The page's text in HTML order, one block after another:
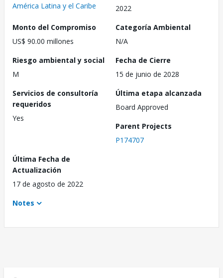
América Latina y el Caribe
2022
Monto del Compromiso
US$ 90.00 millones
Categoría Ambiental
N/A
Riesgo ambiental y social
M
Fecha de Cierre
15 de junio de 2028
Servicios de consultoría
requeridos
Yes
Última etapa alcanzada
Board Approved
Parent Projects
P174707
Última Fecha de
Actualización
17 de agosto de 2022
Notes